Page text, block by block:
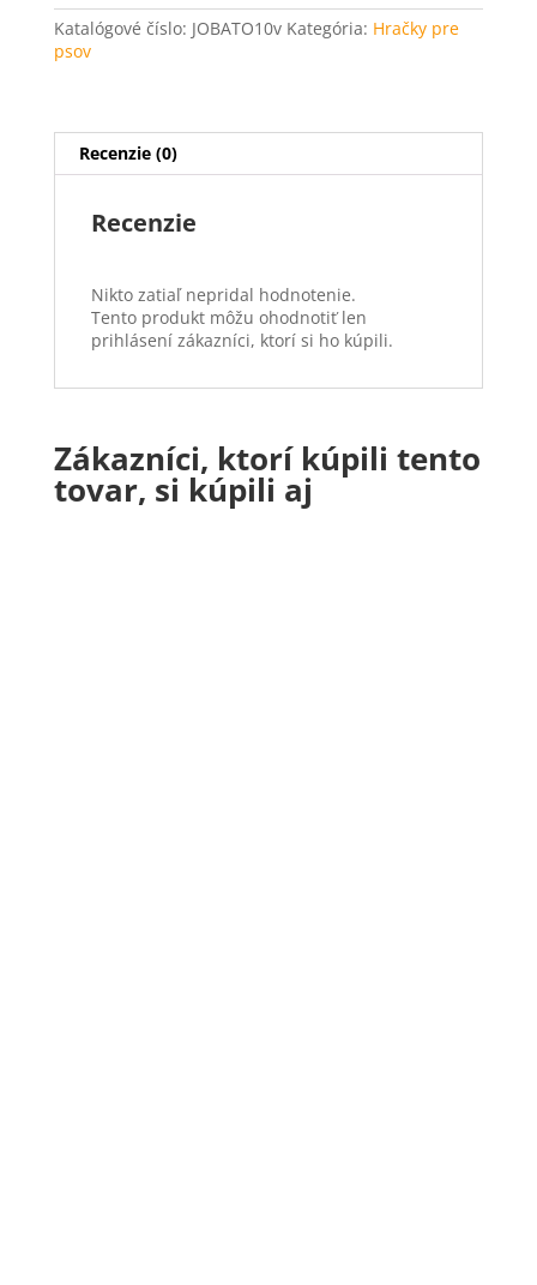
Katalógové číslo: JOBATO10v Kategória: Hračky pre
psov
Recenzie (0)
Recenzie
Nikto zatiaľ nepridal hodnotenie.
Tento produkt môžu ohodnotiť len
prihlásení zákazníci, ktorí si ho kúpili.
Zákazníci, ktorí kúpili tento
tovar, si kúpili aj